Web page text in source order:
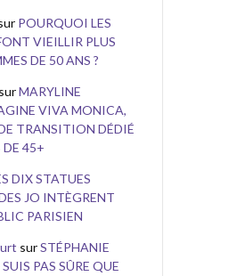
POURQUOI LES
VIEILLIR PLUS
DE 50 ANS ?
surMARYLINE
VIVA MONICA,
TRANSITION DÉDIÉ
DE 45+
DIX STATUES
JO INTÈGRENT
PARISIEN
surSTÉPHANIE
PAS SÛRE QUE